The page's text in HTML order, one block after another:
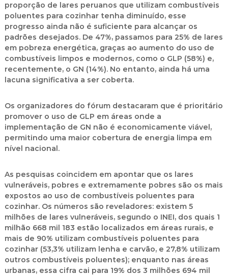
proporção de lares peruanos que utilizam combustíveis
poluentes para cozinhar tenha diminuído, esse
progresso ainda não é suficiente para alcançar os
padrões desejados. De 47%, passamos para 25% de lares
em pobreza energética, graças ao aumento do uso de
combustíveis limpos e modernos, como o GLP (58%) e,
recentemente, o GN (14%). No entanto, ainda há uma
lacuna significativa a ser coberta.
Os organizadores do fórum destacaram que é prioritário
promover o uso de GLP em áreas onde a
implementação de GN não é economicamente viável,
permitindo uma maior cobertura de energia limpa em
nível nacional.
As pesquisas coincidem em apontar que os lares
vulneráveis, pobres e extremamente pobres são os mais
expostos ao uso de combustíveis poluentes para
cozinhar. Os números são reveladores: existem 5
milhões de lares vulneráveis, segundo o INEI, dos quais 1
milhão 668 mil 183 estão localizados em áreas rurais, e
mais de 90% utilizam combustíveis poluentes para
cozinhar (53,3% utilizam lenha e carvão, e 27,8% utilizam
outros combustíveis poluentes); enquanto nas áreas
urbanas, essa cifra cai para 19% dos 3 milhões 694 mil